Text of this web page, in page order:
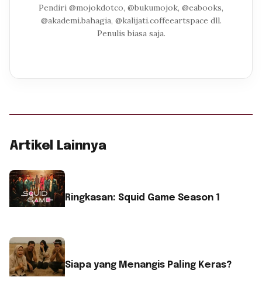
Pendiri @mojokdotco, @bukumojok, @eabooks,
@akademi.bahagia, @kalijati.coffeeartspace dll.
Penulis biasa saja.
Artikel Lainnya
Ringkasan: Squid Game Season 1
Siapa yang Menangis Paling Keras?